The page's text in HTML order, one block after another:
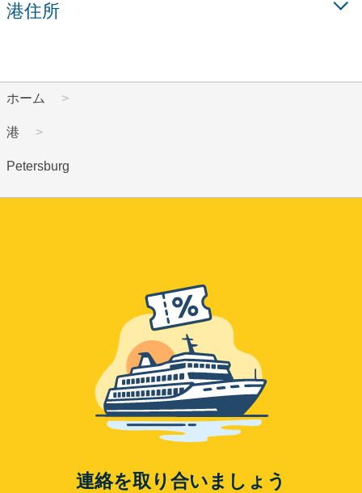
港住所
ホーム
港
Petersburg
連絡を取り合いましょう